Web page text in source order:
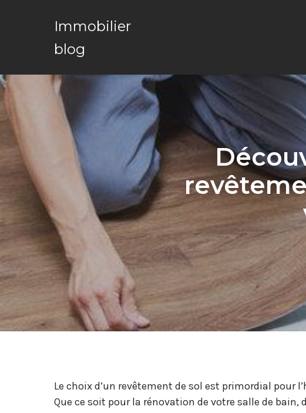
Immobilier
blog
Le choix d’un revêtement de sol est primordial pour
Que ce soit pour la rénovation de votre salle de